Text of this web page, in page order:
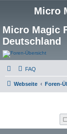
Micro
Micro Magic
Deutschland
FAQ
Webseite Foren-